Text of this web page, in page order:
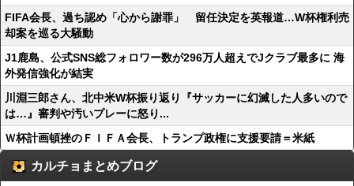
FIFA会長、過ち認め「心から謝罪」 留任決定を英報道…W杯権利売
却案を巡る大騒動
J1鹿島、公式SNS総フォロワー数が296万人超えでJクラブ最多に 海
外発信強化が結実
川淵三郎さん、北中米W杯振り返り『サッカーに幻滅した人多いので
は…』審判や汚いプレーに怒り...
Ｗ杯計画頓挫のＦＩＦＡ会長、トランプ政権に支援要請＝米紙
カルチョまとめブログ